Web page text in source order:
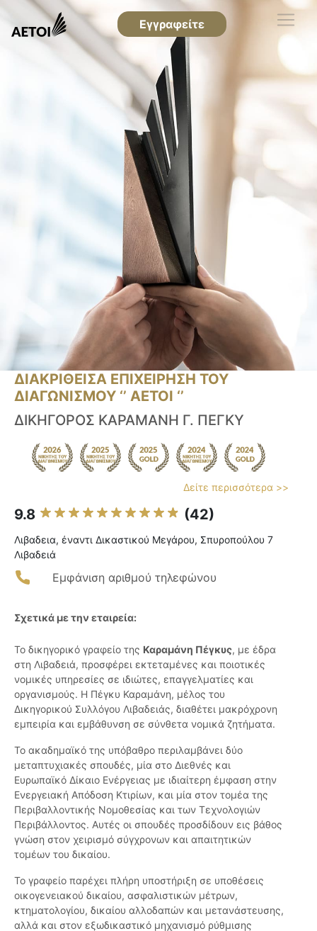
Εγγραφείτε
ΔΙΑΚΡΙΘΕΙΣΑ ΕΠΙΧΕΙΡΗΣΗ ΤΟΥ
ΔΙΑΓΩΝΙΣΜΟΥ ‘’ ΑΕΤΟΙ ‘’
ΔΙΚΗΓΟΡΟΣ ΚΑΡΑΜΑΝΗ Γ. ΠΕΓΚΥ
Δείτε περισσότερα >>
9.8 (42)
Λιβαδεια, έναντι Δικαστικού Μεγάρου, Σπυροπούλου 7
Λιβαδειά
Εμφάνιση αριθμού τηλεφώνου
Σχετικά με την εταιρεία:
Το δικηγορικό γραφείο της Καραμάνη Πέγκυς, με έδρα
στη Λιβαδειά, προσφέρει εκτεταμένες και ποιοτικές
νομικές υπηρεσίες σε ιδιώτες, επαγγελματίες και
οργανισμούς. Η Πέγκυ Καραμάνη, μέλος του
Δικηγορικού Συλλόγου Λιβαδειάς, διαθέτει μακρόχρονη
εμπειρία και εμβάθυνση σε σύνθετα νομικά ζητήματα.
Το ακαδημαϊκό της υπόβαθρο περιλαμβάνει δύο
μεταπτυχιακές σπουδές, μία στο Διεθνές και
Ευρωπαϊκό Δίκαιο Ενέργειας με ιδιαίτερη έμφαση στην
Ενεργειακή Απόδοση Κτιρίων, και μία στον τομέα της
Περιβαλλοντικής Νομοθεσίας και των Τεχνολογιών
Περιβάλλοντος. Αυτές οι σπουδές προσδίδουν εις βάθος
γνώση στον χειρισμό σύγχρονων και απαιτητικών
τομέων του δικαίου.
Το γραφείο παρέχει πλήρη υποστήριξη σε υποθέσεις
οικογενειακού δικαίου, ασφαλιστικών μέτρων,
κτηματολογίου, δικαίου αλλοδαπών και μετανάστευσης,
αλλά και στον εξωδικαστικό μηχανισμό ρύθμισης